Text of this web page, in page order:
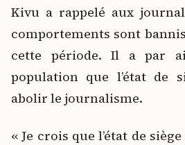
Kivu a rappelé aux
comportements sont
cette période. Il a par
population que l’état de
abolir le journalisme.
« Je crois que l’état de siège